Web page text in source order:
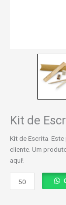
Kit de
Kit de Escrita.
cliente. Um
aqui!
de